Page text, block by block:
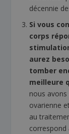
décennie
Si vous
corps
aurez
tomber
meilleure
nous
ovarienne
au
correspond